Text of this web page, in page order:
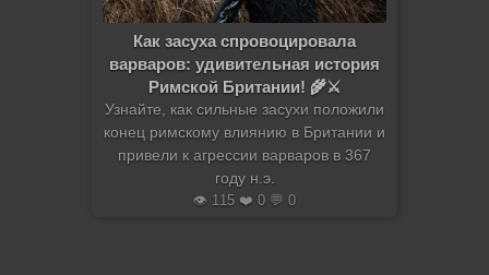
Как засуха спровоцировала
варваров: удивительная история
Римской Британии! 🌾⚔️
Узнайте, как сильные засухи положили
конец римскому влиянию в Британии и
привели к агрессии варваров в 367
году н.э.
👁️ 115 ❤️ 0 💬 0